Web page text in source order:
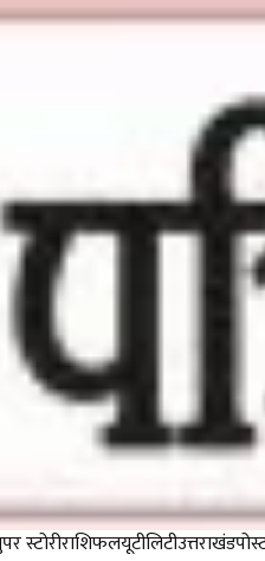
स्टोरीराशिफलयूटीलिटीउत्तराखंड